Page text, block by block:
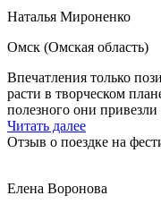
Наталья Мироненко
Омск (Омская область)
Впечатления только
расти в творческом
полезного они
Читать далее
Отзыв о поездке на
Елена Воронова